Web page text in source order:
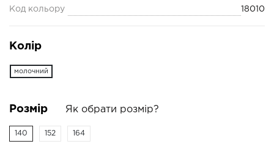
Код кольору 18010
Колір
молочний
Розмір Як обрати розмір?
140 152 164